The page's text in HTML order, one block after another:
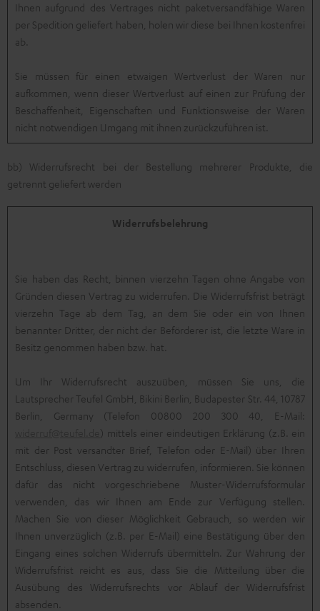
Ihnen aufgrund des Vertrages nicht paketversandfähige Waren
per Spedition geliefert haben, holen wir diese bei Ihnen kostenfrei
ab.
Sie müssen für einen etwaigen Wertverlust der Waren nur
aufkommen, wenn dieser Wertverlust auf einen zur Prüfung der
Beschaffenheit, Eigenschaften und Funktionsweise der Waren
nicht notwendigen Umgang mit ihnen zurückzuführen ist.
bb) Widerrufsrecht bei der Bestellung mehrerer Produkte, die
getrennt geliefert werden
Widerrufsbelehrung
Sie haben das Recht, binnen vierzehn Tagen ohne Angabe von
Gründen diesen Vertrag zu widerrufen. Die Widerrufsfrist beträgt
vierzehn Tage ab dem Tag, an dem Sie oder ein von Ihnen
benannter Dritter, der nicht der Beförderer ist, die letzte Ware in
Besitz genommen haben bzw. hat.
Um Ihr Widerrufsrecht auszuüben, müssen Sie uns, die
Lautsprecher Teufel GmbH, Bikini Berlin, Budapester Str. 44, 10787
Berlin, Germany (Telefon 00800 200 300 40, E-Mail:
) mittels einer eindeutigen Erklärung (z.B. ein
mit der Post versandter Brief, Telefon oder E-Mail) über Ihren
Entschluss, diesen Vertrag zu widerrufen, informieren. Sie können
dafür das nicht vorgeschriebene Muster-Widerrufsformular
verwenden, das wir Ihnen am Ende zur Verfügung stellen.
Machen Sie von dieser Möglichkeit Gebrauch, so werden wir
Ihnen unverzüglich (z.B. per E-Mail) eine Bestätigung über den
Eingang eines solchen Widerrufs übermitteln. Zur Wahrung der
Widerrufsfrist reicht es aus, dass Sie die Mitteilung über die
Ausübung des Widerrufsrechts vor Ablauf der Widerrufsfrist
absenden.